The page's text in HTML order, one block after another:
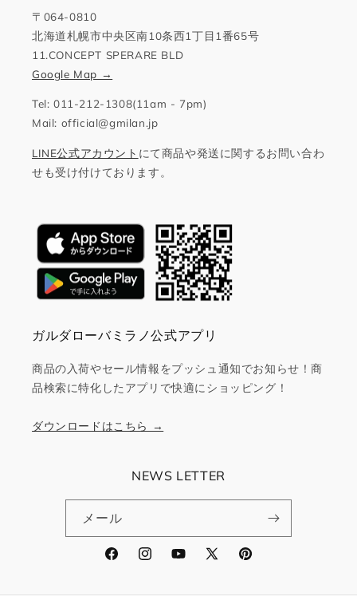
〒064-0810
北海道札幌市中央区南10条西1丁目1番65号
11.CONCEPT SPERARE BLD
Google Map →
Tel: 011-212-1308(11am - 7pm)
Mail: official@gmilan.jp
LINE公式アカウント にて商品や発送に関するお問い合わ
せも受け付けております。
ガルダローバミラノ公式アプリ
商品の入荷やセール情報をプッシュ通知でお知らせ！商
品検索に特化したアプリで快適にショッピング！
ダウンロードはこちら →
NEWS LETTER
メール
FacebookInstagramYouTube
X
Pinterest